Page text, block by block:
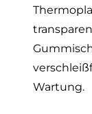
Wartung.